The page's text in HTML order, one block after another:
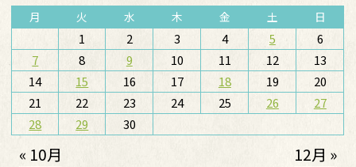
月 火 水 木 金 土 日
1 2 3 4 5
6
7
8 9 10 11 12
13
14
15 16 17 18 19
20
21
22 23 24 25 26
27
28
29 30
« 10月 12月 »